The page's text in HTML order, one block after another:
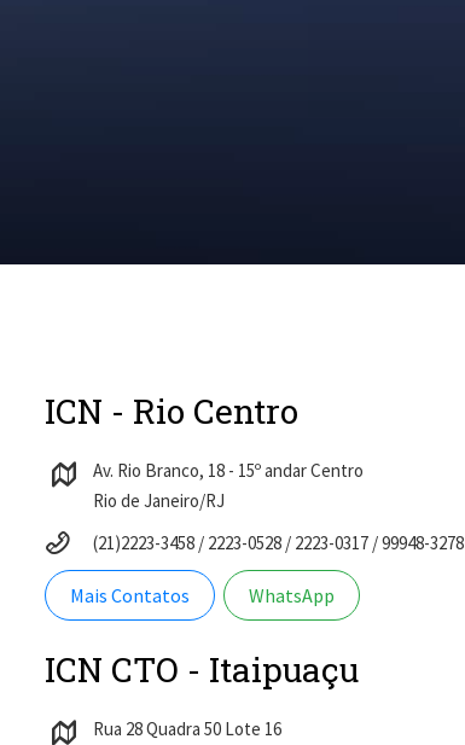
ICN - Rio Centro
Av. Rio Branco, 18 - 15º andar Centro
Rio de Janeiro/RJ
(21)2223-3458 / 2223-0528 / 2223-0317 / 99948-3278
Mais Contatos WhatsApp
ICN CTO - Itaipuaçu
Rua 28 Quadra 50 Lote 16